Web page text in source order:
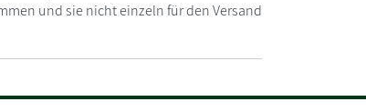
und sie nicht einzeln für den Versand